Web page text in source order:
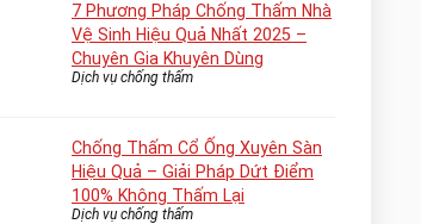
7 Phương Pháp Chống Thấm Nhà
Vệ Sinh Hiệu Quả Nhất 2025 –
Chuyên Gia Khuyên Dùng
Dịch vụ chống thấm
Chống Thấm Cổ Ống Xuyên Sàn
Hiệu Quả – Giải Pháp Dứt Điểm
100% Không Thấm Lại
Dịch vụ chống thấm